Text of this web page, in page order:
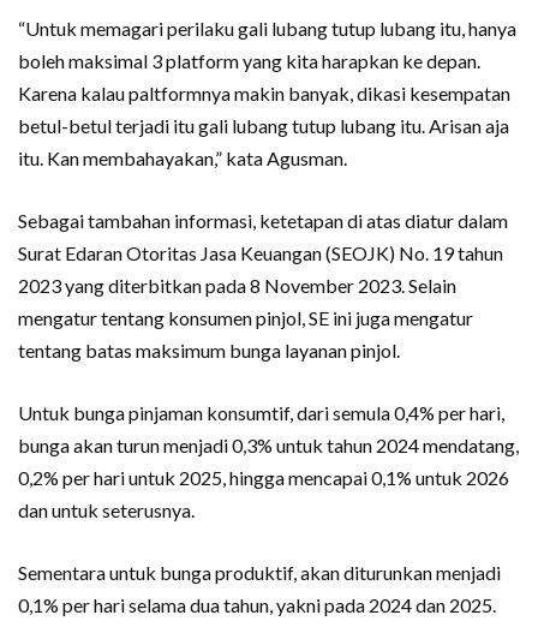
“Untuk memagari perilaku gali lubang tutup lubang itu, hanya
boleh maksimal 3 platform yang kita harapkan ke depan.
Karena kalau paltformnya makin banyak, dikasi kesempatan
betul-betul terjadi itu gali lubang tutup lubang itu. Arisan aja
itu. Kan membahayakan,” kata Agusman.
Sebagai tambahan informasi, ketetapan di atas diatur dalam
Surat Edaran Otoritas Jasa Keuangan (SEOJK) No. 19 tahun
2023 yang diterbitkan pada 8 November 2023. Selain
mengatur tentang konsumen pinjol, SE ini juga mengatur
tentang batas maksimum bunga layanan pinjol.
Untuk bunga pinjaman konsumtif, dari semula 0,4% per hari,
bunga akan turun menjadi 0,3% untuk tahun 2024 mendatang,
0,2% per hari untuk 2025, hingga mencapai 0,1% untuk 2026
dan untuk seterusnya.
Sementara untuk bunga produktif, akan diturunkan menjadi
0,1% per hari selama dua tahun, yakni pada 2024 dan 2025.